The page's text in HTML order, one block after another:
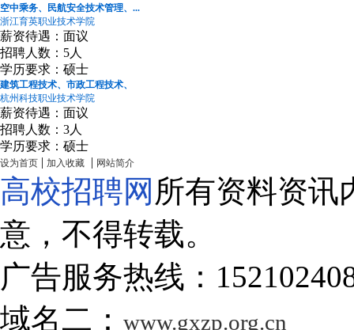
空中乘务、民航安全技术管理、...
浙江育英职业技术学院
薪资待遇：面议
招聘人数：5人
学历要求：硕士
建筑工程技术、市政工程技术、
杭州科技职业技术学院
薪资待遇：面议
招聘人数：3人
学历要求：硕士
设为首页 | 加入收藏 | 网站简介
高校招聘网 所有资料资讯
意，不得转载。
广告服务热线：
域名二： www.gxzp.org.cn